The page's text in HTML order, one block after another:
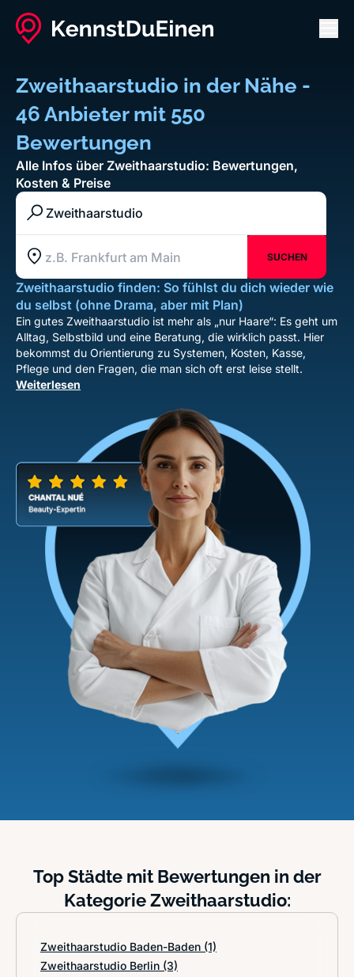
Zweithaarstudio in der Nähe -
46 Anbieter mit 550
Bewertungen
Alle Infos über Zweithaarstudio: Bewertungen,
Kosten & Preise
Branche / Kategorie / Unternehmen
Standort z.B. Frankfurt am Main
SUCHEN
Zweithaarstudio finden: So fühlst du dich wieder wie
du selbst (ohne Drama, aber mit Plan)
Ein gutes Zweithaarstudio ist mehr als „nur Haare“: Es geht um
Alltag, Selbstbild und eine Beratung, die wirklich passt. Hier
bekommst du Orientierung zu Systemen, Kosten, Kasse,
Pflege und den Fragen, die man sich oft erst leise stellt.
Weiterlesen
Top Städte mit Bewertungen in der
Kategorie Zweithaarstudio:
Zweithaarstudio Baden-Baden (1)
Zweithaarstudio Berlin (3)